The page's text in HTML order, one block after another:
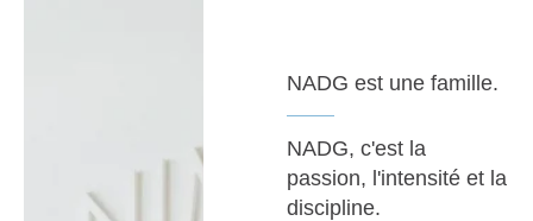
NADG est une famille.
NADG, c'est la
passion, l'intensité et la
discipline.